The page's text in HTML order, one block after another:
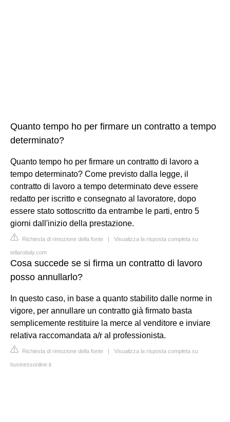
Quanto tempo ho per firmare un contratto a tempo
determinato?
Quanto tempo ho per firmare un contratto di lavoro a
tempo determinato? Come previsto dalla legge, il
contratto di lavoro a tempo determinato deve essere
redatto per iscritto e consegnato al lavoratore, dopo
essere stato sottoscritto da entrambe le parti, entro 5
giorni dall'inizio della prestazione.
Richiesta di rimozione della fonte | Visualizza la risposta completa su
tellaroitaly.com
Cosa succede se si firma un contratto di lavoro
posso annullarlo?
In questo caso, in base a quanto stabilito dalle norme in
vigore, per annullare un contratto già firmato basta
semplicemente restituire la merce al venditore e inviare
relativa raccomandata a/r al professionista.
Richiesta di rimozione della fonte | Visualizza la risposta completa su
businessonline.it